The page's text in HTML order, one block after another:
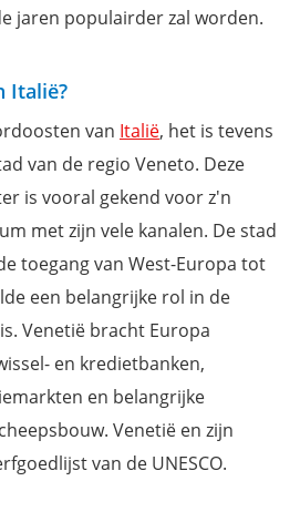
jaren populairder zal worden.
Italië?
van Italië, het is tevens
van de regio Veneto. Deze
is vooral gekend voor z'n
met zijn vele kanalen. De stad
toegang van West-Europa tot
een belangrijke rol in de
Venetië bracht Europa
en kredietbanken,
en belangrijke
Venetië en zijn
van de UNESCO.